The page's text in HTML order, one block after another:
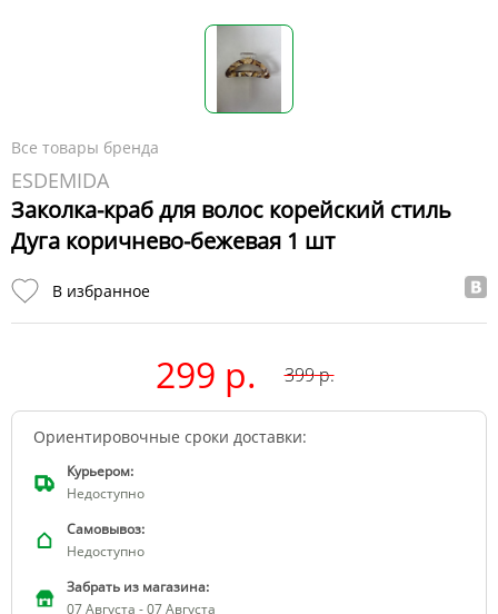
Все товары бренда
ESDEMIDA
Заколка-краб для волос корейский стиль
Дуга коричнево-бежевая 1 шт
В избранное
299 р. 399р.
Ориентировочные сроки доставки:
Курьером:
Недоступно
Самовывоз:
Недоступно
Забрать из магазина:
07 Августа - 07 Августа